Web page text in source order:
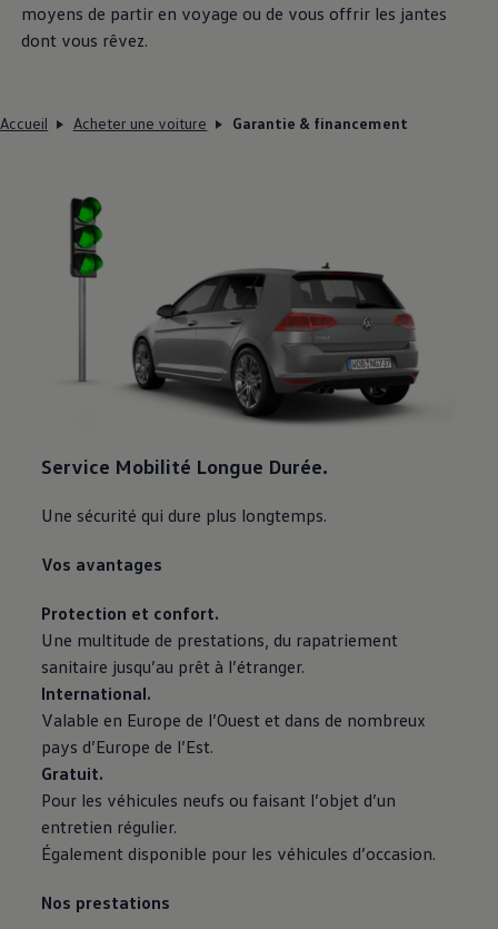
moyens de partir en voyage ou de vous offrir les jantes
dont vous rêvez.
Accueil Acheter une voiture Garantie & financement
Service Mobilité Longue Durée.
Une sécurité qui dure plus longtemps.
Vos avantages
Protection et confort.
Une multitude de prestations, du rapatriement
sanitaire jusqu’au prêt à l’étranger.
International.
Valable en Europe de l’Ouest et dans de nombreux
pays d’Europe de l’Est.
Gratuit.
Pour les véhicules neufs ou faisant l’objet d’un
entretien régulier.
Également disponible pour les véhicules d’occasion.
Nos prestations